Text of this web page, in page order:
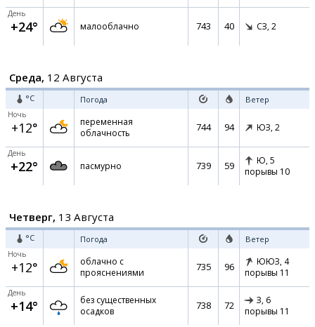
День
+24° малооблачно 743 40 СЗ, 2
Среда, 12 Августа
°C Погода Ветер
Ночь
+12°
переменная
облачность
744 94 ЮЗ, 2
День
+22° пасмурно 739 59 Ю, 5
порывы 10
Четверг, 13 Августа
°C Погода Ветер
Ночь
+12°
облачно с
прояснениями
735 96 ЮЮЗ, 4
порывы 11
День
+14°
без существенных
осадков
738 72 З, 6
порывы 11